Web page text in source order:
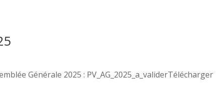
Générale 2025 : PV_AG_2025_a_validerTélécharger